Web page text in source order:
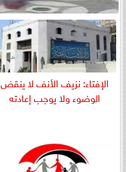
الإفتاء: نزيف الأنف لا ينقض
الوضوء ولا يوجب إعادته